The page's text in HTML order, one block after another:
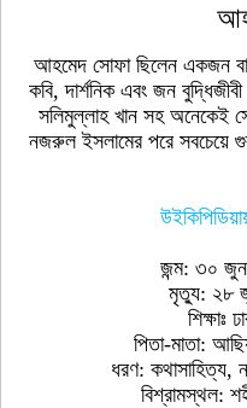
আহমেদ সোফা ছিলেন একজন
কবি, দার্শনিক এবং জন
সলিমুল্লাহ খান সহ অনেকেই
নজরুল ইসলামের পরে সবচেয়ে
জন্ম: ৩০
মৃত্যু: ২৮
শিক্ষাঃ
পিতা-মাতা:
ধরণ: কথাসাহিত্য,
বিশ্রামস্থল: